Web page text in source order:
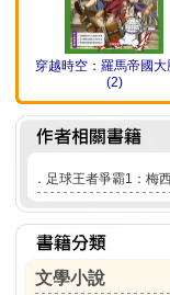
穿越時空：羅馬帝國大
(2)
． 足球王者爭霸1：梅
文學小說